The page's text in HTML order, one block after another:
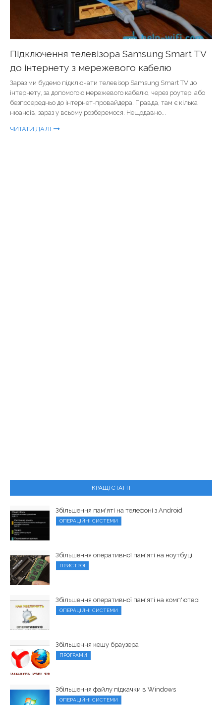
Підключення телевізора Samsung Smart TV
до інтернету з мережевого кабелю
Зараз ми будемо підключати телевізор Samsung Smart TV до
інтернету, за допомогою мережевого кабелю, через роутер, або
безпосередньо до інтернет-провайдера. Правда, там є кілька
нюансів, зараз у всьому розберемося. Нещодавно...
ЧИТАТИ ДАЛІ
КРАЩІ СТАТТІ
Збільшення пам'яті на телефоні з Android
ОПЕРАЦІЙНІ СИСТЕМИ
Збільшення оперативної пам'яті на ноутбуці
ПРИСТРОЇ
Збільшення оперативної пам'яті на комп'ютері
ОПЕРАЦІЙНІ СИСТЕМИ
Збільшення кешу браузера
ПРОГРАМИ
Збільшення файлу підкачки в Windows
ОПЕРАЦІЙНІ СИСТЕМИ